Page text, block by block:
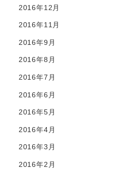
2016年12月
2016年11月
2016年9月
2016年8月
2016年7月
2016年6月
2016年5月
2016年4月
2016年3月
2016年2月